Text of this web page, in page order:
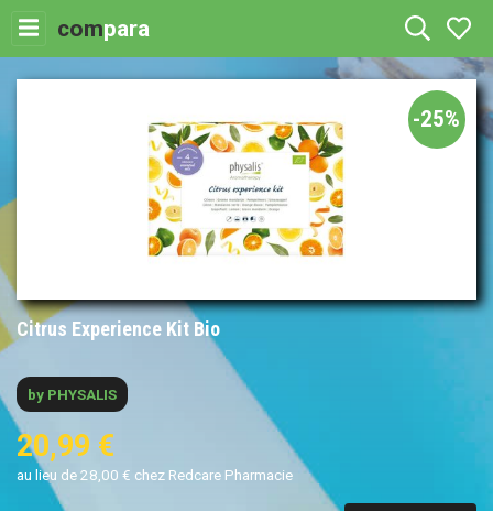
compara
Citrus Experience Kit Bio
by PHYSALIS
20,99 €
au lieu de 28,00 € chez Redcare Pharmacie
-25%